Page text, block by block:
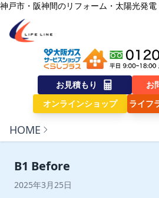
内容をスキップ
神戸市・阪神間のリフォーム・太陽光発電
株式会社ライフライン
お見積もり
お
オンラインショップ
ライフ
HOME
B1 Before
2025年3月25日